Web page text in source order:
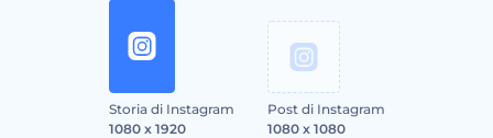
Storia di Instagram
1080 x 1920
Post di Instagram
1080 x 1080